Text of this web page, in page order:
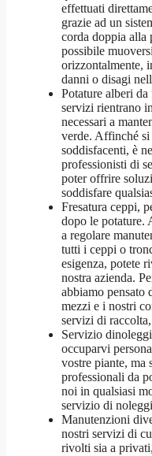
effettuati
grazie ad un
corda doppia alla
possibile
orizzontalmente,
danni o disagi
Potature alberi
servizi rientrano
necessari a
verde. Affinché
soddisfacenti, è
professionisti di
poter offrire
soddisfare
Fresatura ceppi,
dopo le potature.
a regolare
tutti i ceppi o
esigenza, potete
nostra azienda.
abbiamo pensato
mezzi e i nostri
servizi di
Servizio
occuparvi
vostre piante, ma
professionali da
noi in qualsiasi
servizio di
Manutenzioni
nostri servizi di
rivolti sia a